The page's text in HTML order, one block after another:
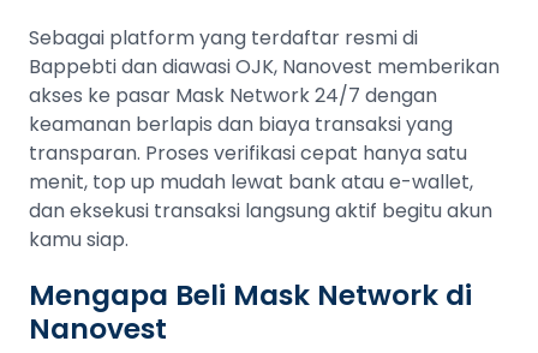
Sebagai platform yang terdaftar resmi di
Bappebti dan diawasi OJK, Nanovest memberikan
akses ke pasar Mask Network 24/7 dengan
keamanan berlapis dan biaya transaksi yang
transparan. Proses verifikasi cepat hanya satu
menit, top up mudah lewat bank atau e-wallet,
dan eksekusi transaksi langsung aktif begitu akun
kamu siap.
Mengapa Beli Mask Network di
Nanovest